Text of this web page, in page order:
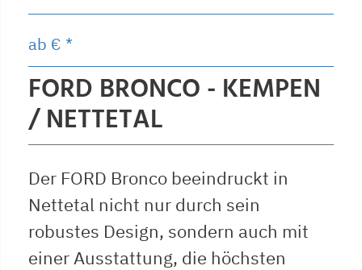
ab € *
FORD BRONCO - KEMPEN
/ NETTETAL
Der FORD Bronco beeindruckt in
Nettetal nicht nur durch sein
robustes Design, sondern auch mit
einer Ausstattung, die höchsten